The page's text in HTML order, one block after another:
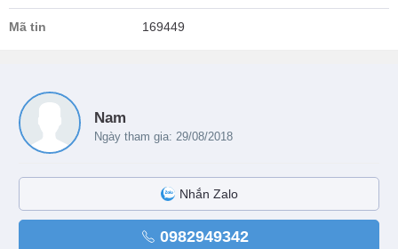
Mã tin 169449
Nam
Ngày tham gia: 29/08/2018
Nhắn Zalo
0982949342